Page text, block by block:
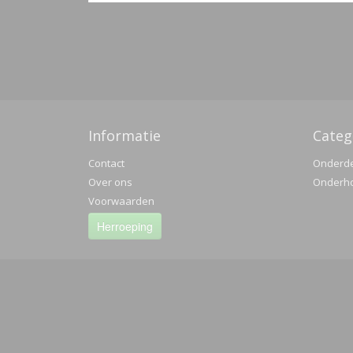
Informatie
Contact
Over ons
Voorwaarden
Herroeping